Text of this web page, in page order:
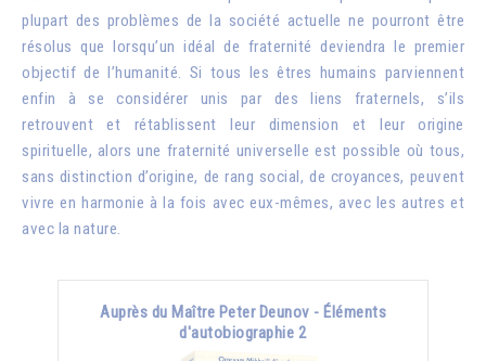
plupart des problèmes de la société actuelle ne pourront être
résolus que lorsqu’un idéal de fraternité deviendra le premier
objectif de l’humanité. Si tous les êtres humains parviennent
enfin à se considérer unis par des liens fraternels, s’ils
retrouvent et rétablissent leur dimension et leur origine
spirituelle, alors une fraternité universelle est possible où tous,
sans distinction d’origine, de rang social, de croyances, peuvent
vivre en harmonie à la fois avec eux-mêmes, avec les autres et
avec la nature.
Auprès du Maître Peter Deunov - Éléments
d'autobiographie 2